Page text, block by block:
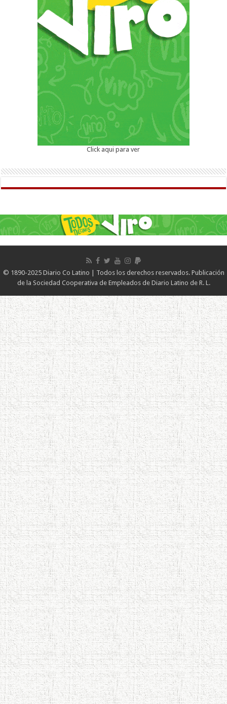
Click aqui para ver
© 1890-2025 Diario Co Latino | Todos los derechos reservados. Publicación
de la Sociedad Cooperativa de Empleados de Diario Latino de R. L.